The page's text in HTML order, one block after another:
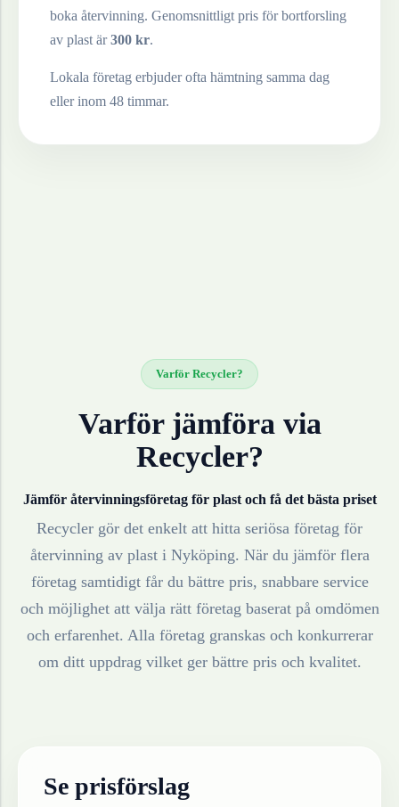
boka återvinning. Genomsnittligt pris för bortforsling
av plast är300 kr.
Lokala företag erbjuder ofta hämtning samma dag
eller inom 48 timmar.
Varför Recycler?
Varför jämföra via
Recycler?
Jämför återvinningsföretag för plastoch få det bästa priset
Recycler gör det enkelt att hitta seriösa företag för
återvinning av plasti Nyköping. När du jämför flera
företag samtidigt får du bättre pris, snabbare service
och möjlighet att välja rätt företag baserat på omdömen
och erfarenhet. Alla företag granskas och konkurrerar
om ditt uppdrag vilket ger bättre pris och kvalitet.
Se prisförslag